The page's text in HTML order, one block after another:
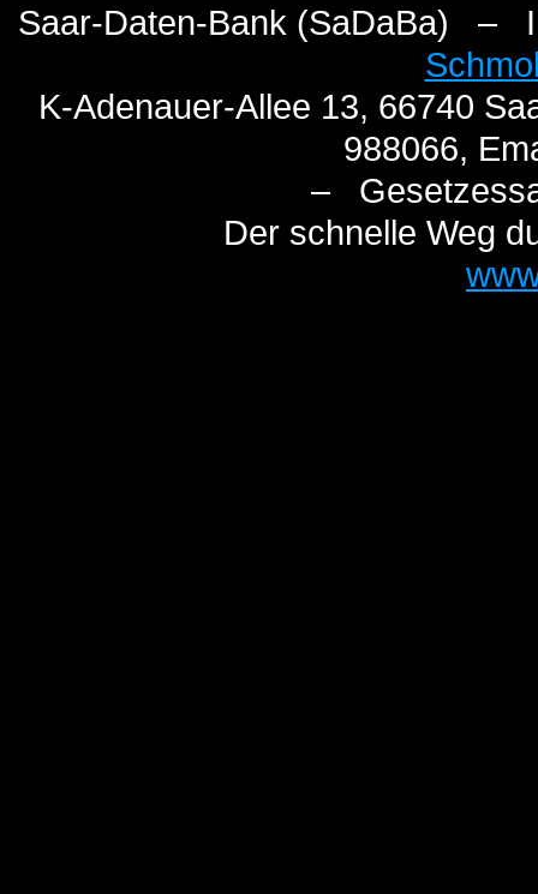
Saar-Daten-Bank (SaDaBa)
K-Adenauer-Allee 13, 66740
988066,
–
Der schnelle Weg